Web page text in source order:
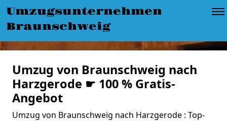
Umzugsunternehmen
Braunschweig
Umzug von Braunschweig nach
Harzgerode ☛ 100 % Gratis-
Angebot
Umzug von Braunschweig nach Harzgerode : Top-